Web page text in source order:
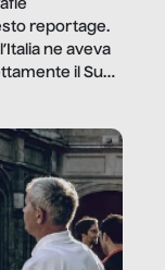
reportage.
ne aveva
il Sud